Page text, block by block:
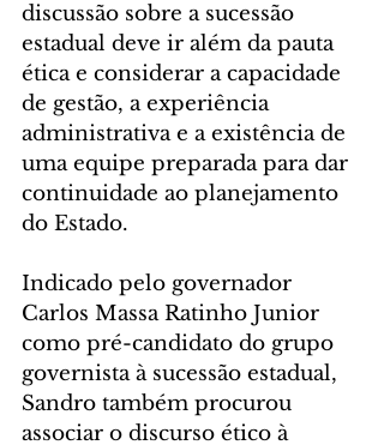
discussão sobre a sucessão
estadual deve ir além da pauta
ética e considerar a capacidade
de gestão, a experiência
administrativa e a existência de
uma equipe preparada para dar
continuidade ao planejamento
do Estado.
Indicado pelo governador
Carlos Massa Ratinho Junior
como pré-candidato do grupo
governista à sucessão estadual,
Sandro também procurou
associar o discurso ético à